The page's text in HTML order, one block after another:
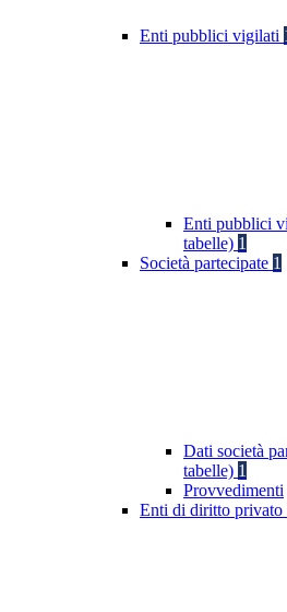
Enti pubblici vigilati
Enti pubblici
tabelle) 1
Società partecipate 1
Dati società
tabelle) 1
Provvedimenti
Enti di diritto privato